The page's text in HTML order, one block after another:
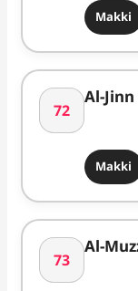
Makki
72
Makki
73